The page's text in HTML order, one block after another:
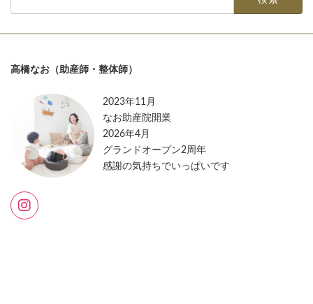
高橋なお（助産師・整体師）
2023年11月
なお助産院開業
2026年4月
グランドオープン2周年
感謝の気持ちでいっぱいです